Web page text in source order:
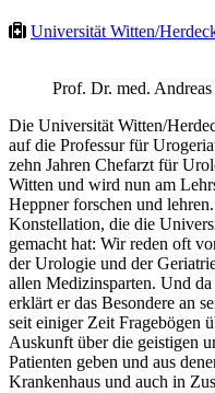
Universität Witten/
Prof. Dr. med.
Die Universität Witten/
auf die Professur für
zehn Jahren Chefarzt für
Witten und wird nun am
Heppner forschen und
Konstellation, die die
gemacht hat: Wir reden oft
der Urologie und der
allen Medizinsparten. Und
erklärt er das Besondere an
seit einiger Zeit Fragebögen
Auskunft über die geistigen
Patienten geben und aus
Krankenhaus und auch in